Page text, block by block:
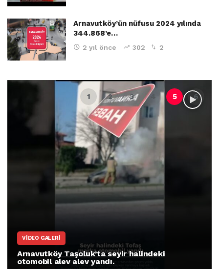
Arnavutköy’ün nüfusu 2024 yılında
344.868’e…
2 yıl önce 302 2
VIDEO GALERI
Arnavutköy Taşoluk’ta seyir halindeki
otomobil alev alev yandı.